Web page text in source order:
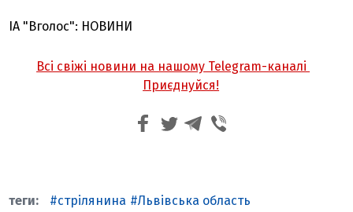
ІА "Вголос": НОВИНИ
Всі свіжі новини на нашому Telegram-каналі
Приєднуйся!
стрілянина Львівська область